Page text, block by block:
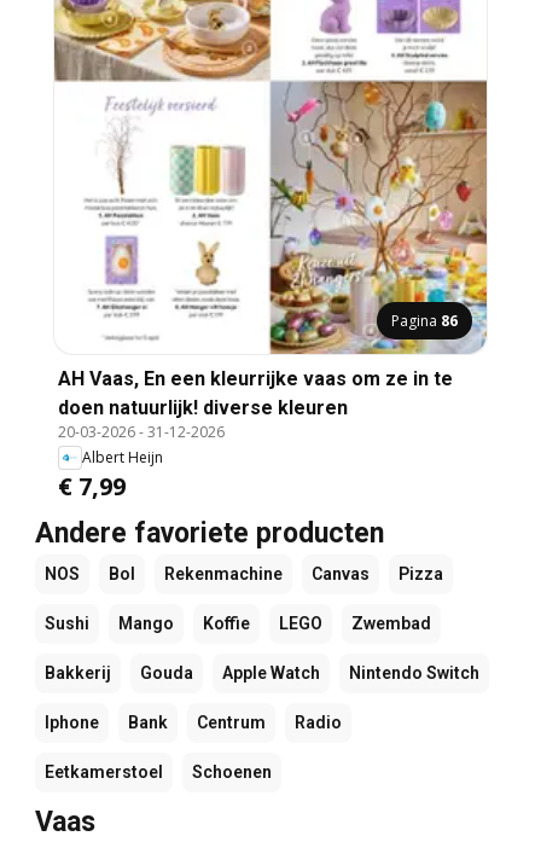
Pagina 86
AH Vaas, En een kleurrijke vaas om ze in te
doen natuurlijk! diverse kleuren
20-03-2026-31-12-2026
Albert Heijn
€ 7,99
Andere favoriete producten
NOS Bol Rekenmachine Canvas Pizza
Sushi Mango Koffie LEGO Zwembad
Bakkerij Gouda Apple Watch Nintendo Switch
Iphone Bank Centrum Radio
Eetkamerstoel Schoenen
Vaas